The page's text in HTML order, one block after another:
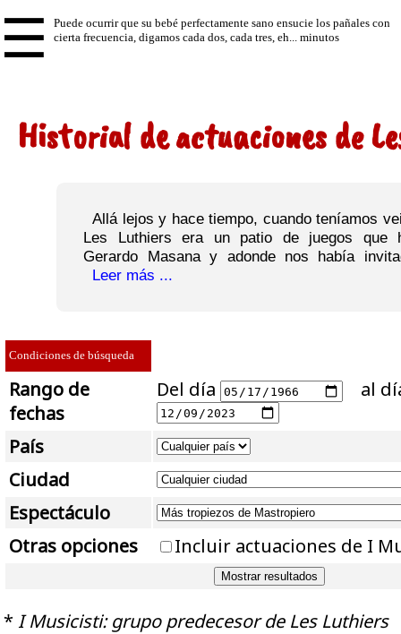
☰
Historial de actuaciones de
Allá lejos y hace tiempo, cuando teníamos
Les Luthiers era un patio de juegos que
Gerardo Masana y adonde nos había
Leer más ...
Condiciones de búsqueda
Rango de
fechas
Del día al
País
Ciudad
Espectáculo
Otras opciones
Incluir actuaciones de I
* I Musicisti: grupo predecesor de Les Luthiers